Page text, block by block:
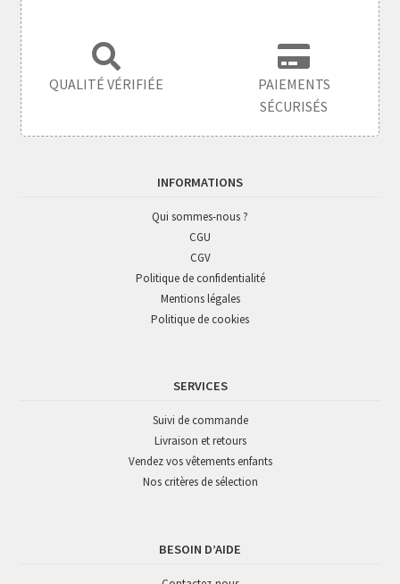
QUALITÉ VÉRIFIÉE
PAIEMENTS
SÉCURISÉS
INFORMATIONS
Qui sommes-nous ?
CGU
CGV
Politique de confidentialité
Mentions légales
Politique de cookies
SERVICES
Suivi de commande
Livraison et retours
Vendez vos vêtements enfants
Nos critères de sélection
BESOIN D’AIDE